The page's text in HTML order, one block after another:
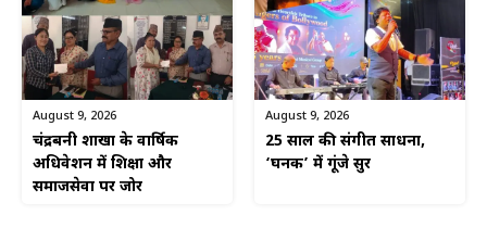
August 9, 2026
चंद्रबनी शाखा के वार्षिक
अधिवेशन में शिक्षा और
समाजसेवा पर जोर
August 9, 2026
25 साल की संगीत साधना,
‘घनक’ में गूंजे सुर